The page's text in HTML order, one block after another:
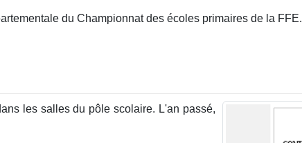
du Championnat des écoles primaires de la FFE.
les salles du pôle scolaire. L'an passé,